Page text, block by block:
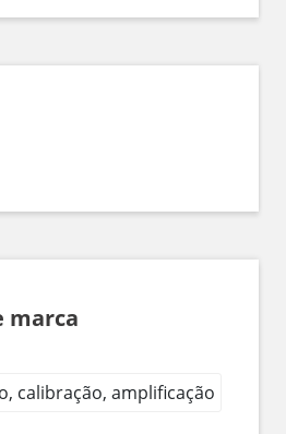
marca
calibração, amplificação